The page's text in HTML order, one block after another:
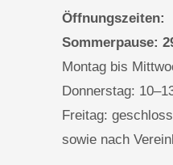
Öffnungszeiten:
Sommerpause:
Montag bis
Donnerstag:
Freitag:
sowie nach